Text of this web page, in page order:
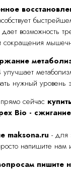
возможность
сокращения
нужный уровень
сейчас
Bio -
maksona.ru - для
напишите